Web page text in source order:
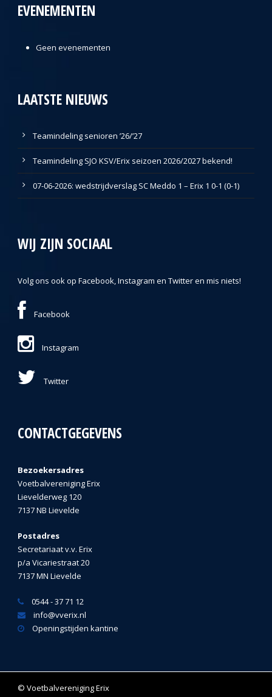
EVENEMENTEN
Geen evenementen
LAATSTE NIEUWS
Teamindeling senioren ’26/’27
Teamindeling SJO KSV/Erix seizoen 2026/2027 bekend!
07-06-2026: wedstrijdverslag SC Meddo 1 – Erix 1 0-1 (0-1)
WIJ ZIJN SOCIAAL
Volg ons ook op Facebook, Instagram en Twitter en mis niets!
Facebook
Instagram
Twitter
CONTACTGEGEVENS
Bezoekersadres
Voetbalvereniging Erix
Lievelderweg 120
7137 NB Lievelde
Postadres
Secretariaat v.v. Erix
p/a Vicariestraat 20
7137 MN Lievelde
0544 - 37 71 12
info@vverix.nl
Openingstijden kantine
© Voetbalvereniging Erix